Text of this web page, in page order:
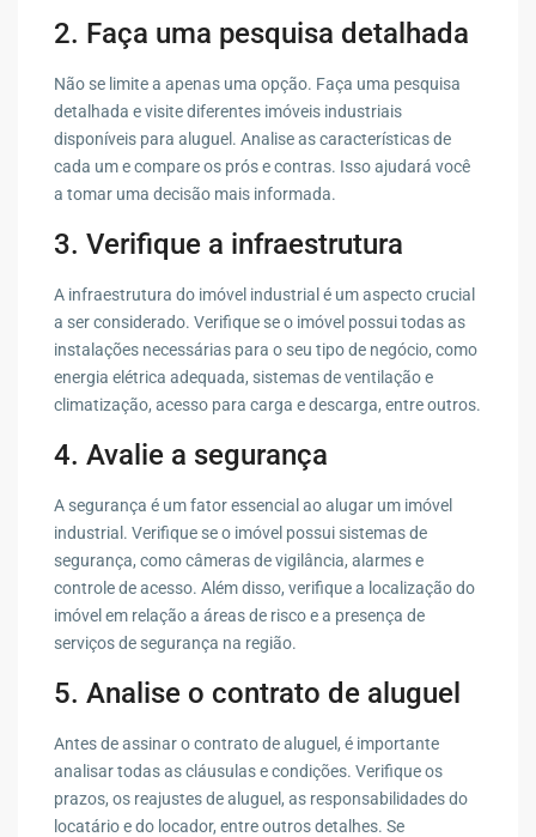
2. Faça uma pesquisa detalhada
Não se limite a apenas uma opção. Faça uma pesquisa
detalhada e visite diferentes imóveis industriais
disponíveis para aluguel. Analise as características de
cada um e compare os prós e contras. Isso ajudará você
a tomar uma decisão mais informada.
3. Verifique a infraestrutura
A infraestrutura do imóvel industrial é um aspecto crucial
a ser considerado. Verifique se o imóvel possui todas as
instalações necessárias para o seu tipo de negócio, como
energia elétrica adequada, sistemas de ventilação e
climatização, acesso para carga e descarga, entre outros.
4. Avalie a segurança
A segurança é um fator essencial ao alugar um imóvel
industrial. Verifique se o imóvel possui sistemas de
segurança, como câmeras de vigilância, alarmes e
controle de acesso. Além disso, verifique a localização do
imóvel em relação a áreas de risco e a presença de
serviços de segurança na região.
5. Analise o contrato de aluguel
Antes de assinar o contrato de aluguel, é importante
analisar todas as cláusulas e condições. Verifique os
prazos, os reajustes de aluguel, as responsabilidades do
locatário e do locador, entre outros detalhes. Se